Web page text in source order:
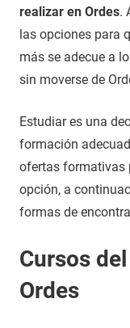
de
diciembre
2020
en
Coruña,
realizar en Ordes.
las opciones para
más se adecue a
sin moverse de
Estudiar es una
formación
ofertas formativas
opción, a
formas de
Cursos
Ordes